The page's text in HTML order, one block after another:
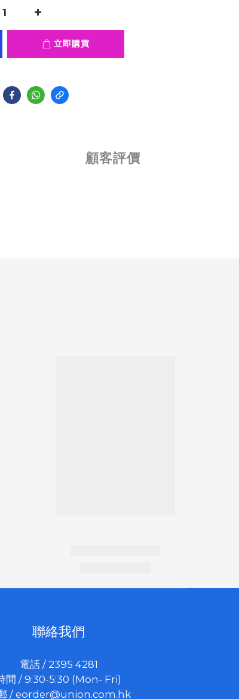
立即購買
顧客評價
聯絡我們
電話 / 2395 4281
間 / 9:30-5:30 (Mon- Fri)
/eorder@union.com.hk